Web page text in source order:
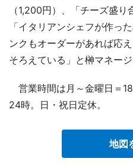
（1,200円）、「チーズ盛り
「イタリアンシェフが作っ
ンクもオーダーがあれば応
そろえている」と榊マネージ
営業時間は月～金曜日＝
24時。日・祝日定休。
地図